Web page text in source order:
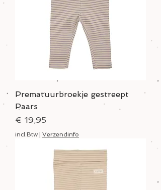
Prematuurbroekje gestreept
Paars
Prijs
€ 19,95
incl.Btw Verzendinfo